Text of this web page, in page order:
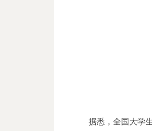
据悉，全国大学